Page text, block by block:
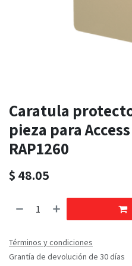
Caratula
pieza para
RAP1260
$ 48.05
Términos y condiciones
Grantía de devolución de 30 días